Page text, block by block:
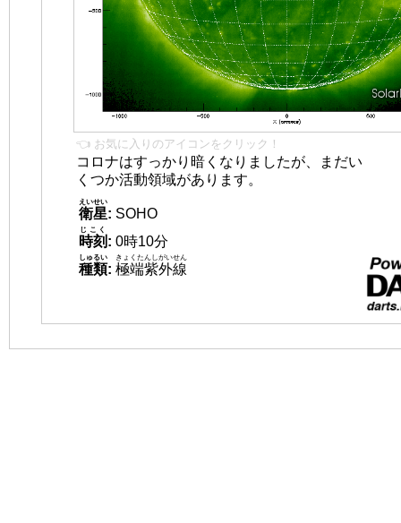
👈 お気に入りのアイコンをクリック！
コロナはすっかり暗くなりましたが、まだい
くつか活動領域があります。
衛星
えいせい
: SOHO
時刻
じこく
: 0時10分
種類
しゅるい
: 極端紫外線
きょくたんしがいせん